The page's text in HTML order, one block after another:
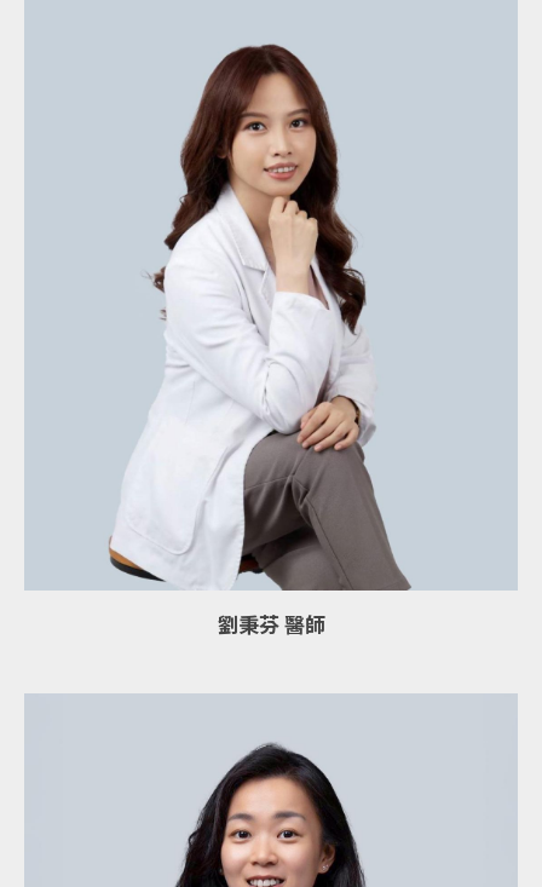
劉秉芬 醫師